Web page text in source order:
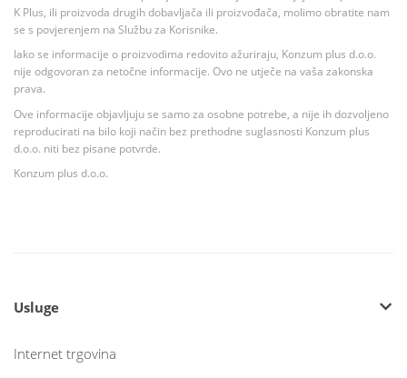
K Plus, ili proizvoda drugih dobavljača ili proizvođača, molimo obratite nam
se s povjerenjem na Službu za Korisnike.
Iako se informacije o proizvodima redovito ažuriraju, Konzum plus d.o.o.
nije odgovoran za netočne informacije. Ovo ne utječe na vaša zakonska
prava.
Ove informacije objavljuju se samo za osobne potrebe, a nije ih dozvoljeno
reproducirati na bilo koji način bez prethodne suglasnosti Konzum plus
d.o.o. niti bez pisane potvrde.
Konzum plus d.o.o.
Usluge
Internet trgovina